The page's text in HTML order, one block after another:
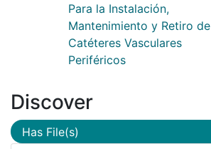
Para la Instalación,
Mantenimiento y Retiro de
Catéteres Vasculares
Periféricos
Discover
Has File(s)